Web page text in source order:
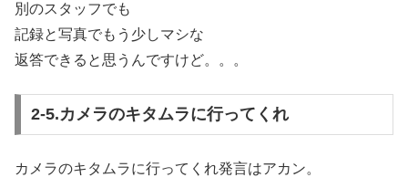
別のスタッフでも
記録と写真でもう少しマシな
返答できると思うんですけど。。。
2-5.カメラのキタムラに行ってくれ
カメラのキタムラに行ってくれ発言はアカン。